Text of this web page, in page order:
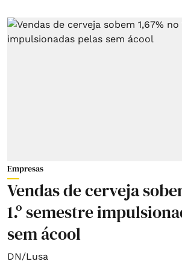
Empresas
Vendas de cerveja
1.º semestre
sem ácool
DN/Lusa